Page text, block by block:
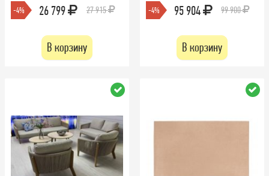
-4% 26 799 27 915
В корзину
-4% 95 904 99 900
В корзину